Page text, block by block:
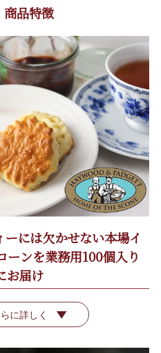
商品特徴
ーには欠かせない本場イ
ーンを業務用100個入り
お届け
に詳しく